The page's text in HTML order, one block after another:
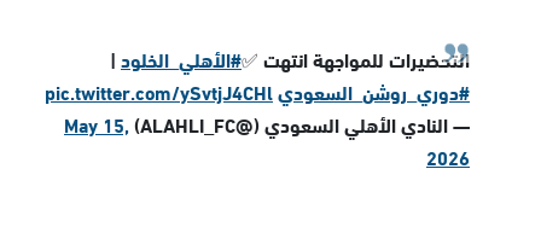
التحضيرات للمواجهة انتهت ✅#الأهلي_الخلود|
#دوري_روشن_السعوديpic.twitter.com/ySvtjJ4CHl
— النادي الأهلي السعودي (@ALAHLI_FC)
May 15,
2026